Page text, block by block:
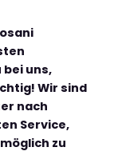
bei uns,
Wir sind
nach
Service,
zu